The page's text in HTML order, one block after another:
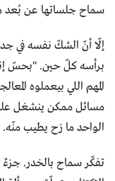
سماح جلساتها عن بُعد
إلّا أنّ الشكّ نفسه في
برأسه كلّ حين. "بحسّ
المهم اللي بيعملوه
مسائل ممكن ينشغل
الواحد ما رَح يطيب منّه.
تفكّر سماح بالخدر. جزءٌ